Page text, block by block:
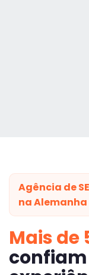
Agência de
na Alemanha
Mais de